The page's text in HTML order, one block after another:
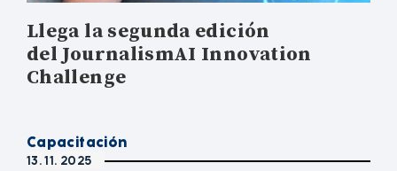
Llega la segunda edición
del JournalismAI Innovation
Challenge
Capacitación
13. 11. 2025